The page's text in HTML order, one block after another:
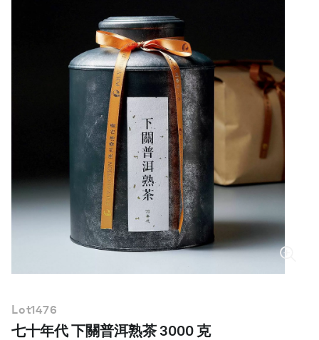
繁體中文
Lot1476
七十年代 下關普洱熟茶 3000 克